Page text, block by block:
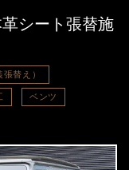
シート張替施
替え）
ベンツ